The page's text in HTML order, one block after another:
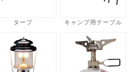
タープ キャンプ用テーブル